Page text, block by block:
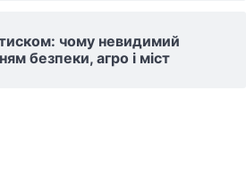
тиском: чому невидимий
безпеки, агро і міст